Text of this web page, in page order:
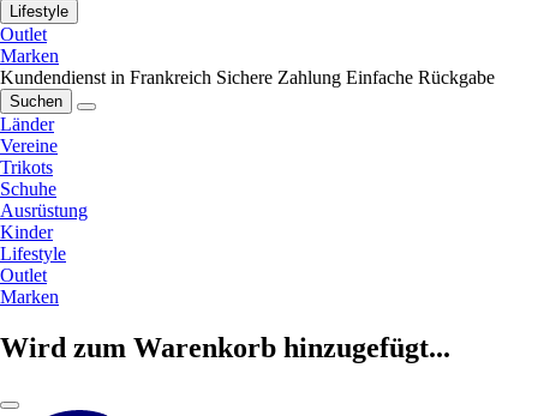
Lifestyle
Outlet
Marken
Kundendienst in Frankreich Sichere Zahlung Einfache Rückgabe
Suchen
Länder
Vereine
Trikots
Schuhe
Ausrüstung
Kinder
Lifestyle
Outlet
Marken
Wird zum Warenkorb hinzugefügt...